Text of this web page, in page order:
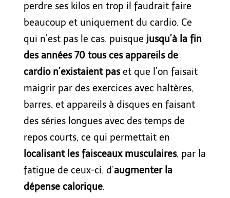
perdre ses kilos en trop il faudrait faire
beaucoup et uniquement du cardio. Ce
qui n’est pas le cas, puisque jusqu’à la fin
des années 70 tous ces appareils de
cardio n’existaient paset que l’on faisait
maigrir par des exercices avec haltères,
barres, et appareils à disques en faisant
des séries longues avec des temps de
repos courts, ce qui permettait en
localisant les faisceaux musculaires, par la
fatigue de ceux-ci, d’augmenter la
dépense calorique.